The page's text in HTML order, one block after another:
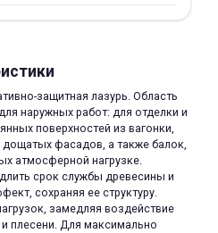
защитная лазурь. Область
наружных работ: для отделки и
поверхностей из вагонки,
дощатых фасадов, а также балок,
атмосферной нагрузке.
срок службы древесины и
сохраняя ее структуру.
замедляя воздействие
плесени. Для максимально
раз в 2 недели